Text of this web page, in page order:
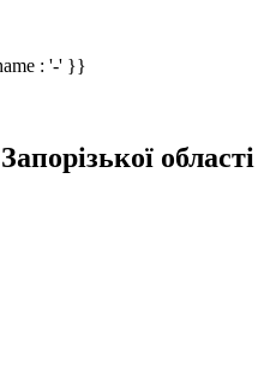
: '-' }}
області